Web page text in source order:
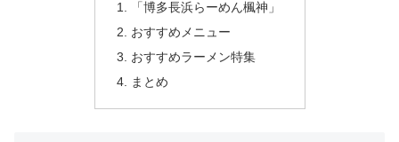
「博多長浜らーめん楓神」
おすすめメニュー
おすすめラーメン特集
まとめ